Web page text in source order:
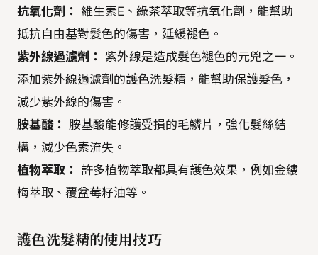
抗氧化劑： 維生素E、綠茶萃取等抗氧化劑，能幫助
抵抗自由基對髮色的傷害，延緩褪色。
紫外線過濾劑： 紫外線是造成髮色褪色的元兇之一。
添加紫外線過濾劑的護色洗髮精，能幫助保護髮色，
減少紫外線的傷害。
胺基酸： 胺基酸能修護受損的毛鱗片，強化髮絲結
構，減少色素流失。
植物萃取：
許多植物萃取都具有護色效果，例如金縷
梅萃取、覆盆莓籽油等。
護色洗髮精的使用技巧